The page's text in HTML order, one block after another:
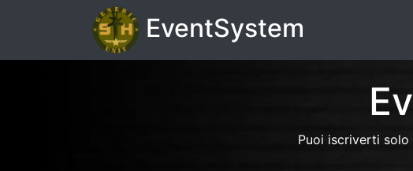
EventSystem
Puoi iscriverti